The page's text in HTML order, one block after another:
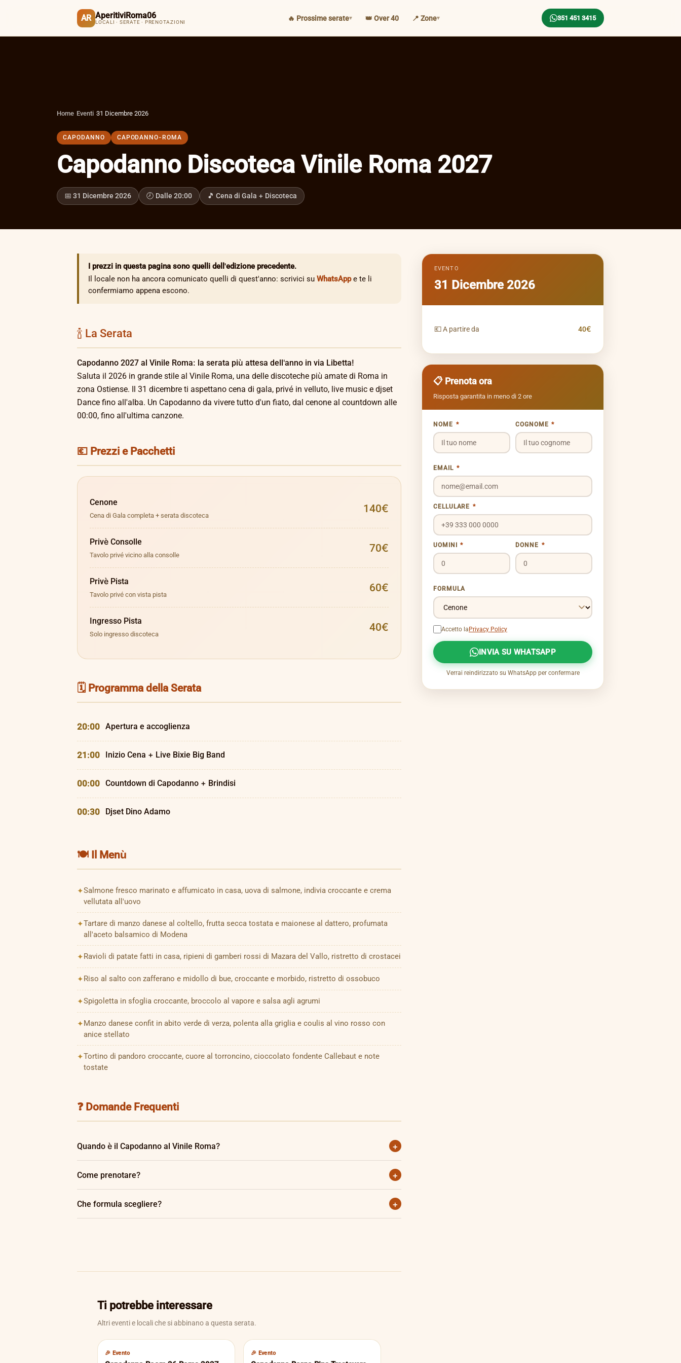
AR AperitiviRoma06
LOCALI · SERATE · PRENOTAZIONI 🔥 Prossime serate 👑 Over 40 📍 Zone 351 451 3415
Home Eventi 31 Dicembre 2026
CAPODANNO CAPODANNO-ROMA
Capodanno Discoteca Vinile Roma 2027
📅 31 Dicembre 2026 🕗 Dalle 20:00 🎵 Cena di Gala + Discoteca
I prezzi in questa pagina sono quelli dell'edizione precedente.
Il locale non ha ancora comunicato quelli di quest'anno: scrivici su WhatsAppe te li
confermiamo appena escono.
🍾 La Serata
Capodanno 2027 al Vinile Roma: la serata più attesa dell'anno in via Libetta!
Saluta il 2026 in grande stile al Vinile Roma, una delle discoteche più amate di Roma in
zona Ostiense. Il 31 dicembre ti aspettano cena di gala, privé in velluto, live music e djset
Dance fino all'alba. Un Capodanno da vivere tutto d'un fiato, dal cenone al countdown alle
00:00, fino all'ultima canzone.
💶 Prezzi e Pacchetti
Cenone
Cena di Gala completa + serata discoteca
140€
Privè Consolle
Tavolo privé vicino alla consolle
70€
Privè Pista
Tavolo privé con vista pista
60€
Ingresso Pista
Solo ingresso discoteca
40€
🗓️ Programma della Serata
20:00 Apertura e accoglienza
21:00 Inizio Cena + Live Bixie Big Band
00:00 Countdown di Capodanno + Brindisi
00:30 Djset Dino Adamo
🍽️ Il Menù
Salmone fresco marinato e affumicato in casa, uova di salmone, indivia croccante e crema
vellutata all'uovo
Tartare di manzo danese al coltello, frutta secca tostata e maionese al dattero, profumata
all'aceto balsamico di Modena
Ravioli di patate fatti in casa, ripieni di gamberi rossi di Mazara del Vallo, ristretto di crostacei
Riso al salto con zafferano e midollo di bue, croccante e morbido, ristretto di ossobuco
Spigoletta in sfoglia croccante, broccolo al vapore e salsa agli agrumi
Manzo danese confit in abito verde di verza, polenta alla griglia e coulis al vino rosso con
anice stellato
Tortino di pandoro croccante, cuore al torroncino, cioccolato fondente Callebaut e note
tostate
❓ Domande Frequenti
Quando è il Capodanno al Vinile Roma? +
Come prenotare?
+
Che formula scegliere?
+
EVENTO
31 Dicembre 2026
💶 A partire da 40€
📋 Prenota ora
Risposta garantita in meno di 2 ore
NOME * COGNOME *
EMAIL *
CELLULARE *
UOMINI * DONNE *
FORMULA
Accetto laPrivacy Policy
INVIA SU WHATSAPP
Verrai reindirizzato su WhatsApp per confermare
Ti potrebbe interessare
Altri eventi e locali che si abbinano a questa serata.
🎉 Evento 🎉 Evento